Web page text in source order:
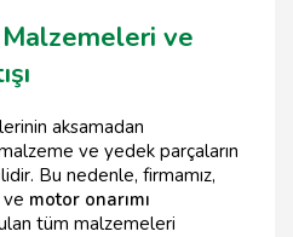
ve
aksamadan
ve yedek parçaların
Bu nedenle, firmamız,
ve motor onarımı
tüm malzemeleri